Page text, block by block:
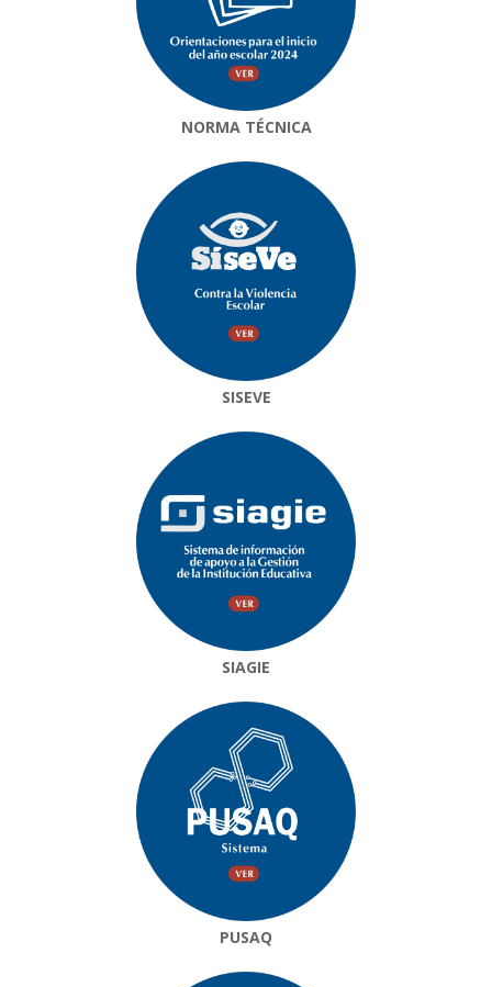
NORMA TÉCNICA
SISEVE
SIAGIE
PUSAQ